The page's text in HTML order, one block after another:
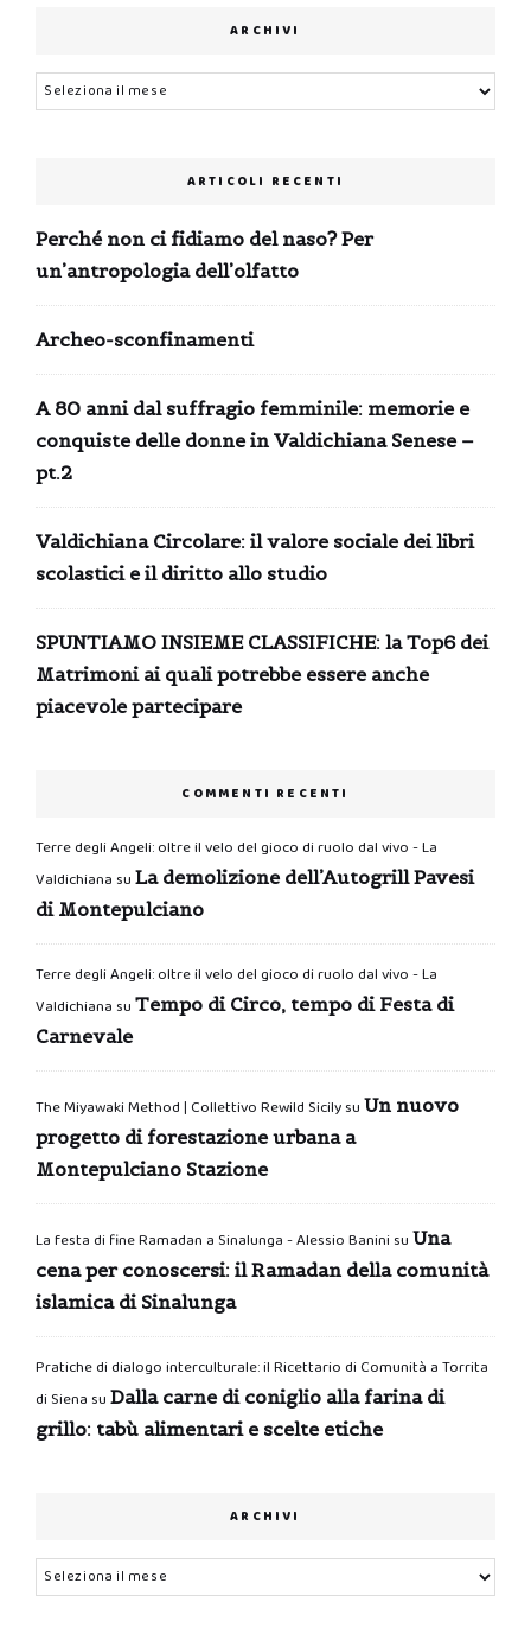
ARCHIVI
Archivi
ARTICOLI RECENTI
Perché non ci fidiamo del naso? Per
un’antropologia dell’olfatto
Archeo-sconfinamenti
A 80 anni dal suffragio femminile: memorie e
conquiste delle donne in Valdichiana Senese –
pt.2
Valdichiana Circolare: il valore sociale dei libri
scolastici e il diritto allo studio
SPUNTIAMO INSIEME CLASSIFICHE: la Top6 dei
Matrimoni ai quali potrebbe essere anche
piacevole partecipare
COMMENTI RECENTI
Terre degli Angeli: oltre il velo del gioco di ruolo dal vivo - La
Valdichiana su La demolizione dell’Autogrill Pavesi
di Montepulciano
Terre degli Angeli: oltre il velo del gioco di ruolo dal vivo - La
Valdichiana su Tempo di Circo, tempo di Festa di
Carnevale
The Miyawaki Method | Collettivo Rewild Sicilysu Un nuovo
progetto di forestazione urbana a
Montepulciano Stazione
La festa di fine Ramadan a Sinalunga - Alessio Banini su Una
cena per conoscersi: il Ramadan della comunità
islamica di Sinalunga
Pratiche di dialogo interculturale: il Ricettario di Comunità a Torrita
di Siena su Dalla carne di coniglio alla farina di
grillo: tabù alimentari e scelte etiche
ARCHIVI
Archivi